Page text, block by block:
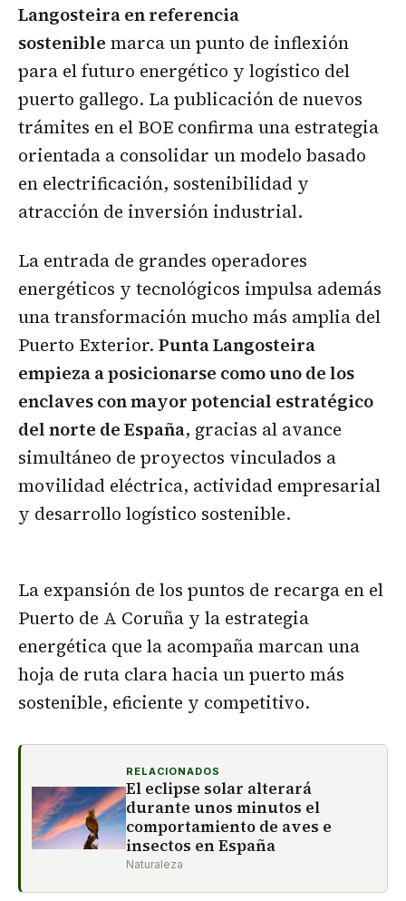
Langosteira en referencia
sostenible marca un punto de inflexión
para el futuro energético y logístico del
puerto gallego. La publicación de nuevos
trámites en el BOE confirma una estrategia
orientada a consolidar un modelo basado
en electrificación, sostenibilidad y
atracción de inversión industrial.
La entrada de grandes operadores
energéticos y tecnológicos impulsa además
una transformación mucho más amplia del
Puerto Exterior. Punta Langosteira
empieza a posicionarse como uno de los
enclaves con mayor potencial estratégico
del norte de España, gracias al avance
simultáneo de proyectos vinculados a
movilidad eléctrica, actividad empresarial
y desarrollo logístico sostenible.
La expansión de los puntos de recarga en el
Puerto de A Coruña y la estrategia
energética que la acompaña marcan una
hoja de ruta clara hacia un puerto más
sostenible, eficiente y competitivo.
RELACIONADOS
El eclipse solar alterará
durante unos minutos el
comportamiento de aves e
insectos en España
Naturaleza